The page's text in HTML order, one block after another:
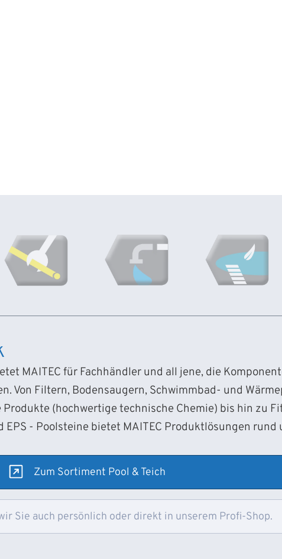
MAITEC für Fachhändler und all jene, die
Von Filtern, Bodensaugern, Schwimmbad- und
(hochwertige technische Chemie) bis hin zu
EPS - Poolsteine bietet MAITEC Produktlösungen rund
Zum Sortiment Pool & Teich
Sie auch persönlich oder direkt in unserem Profi-Shop.